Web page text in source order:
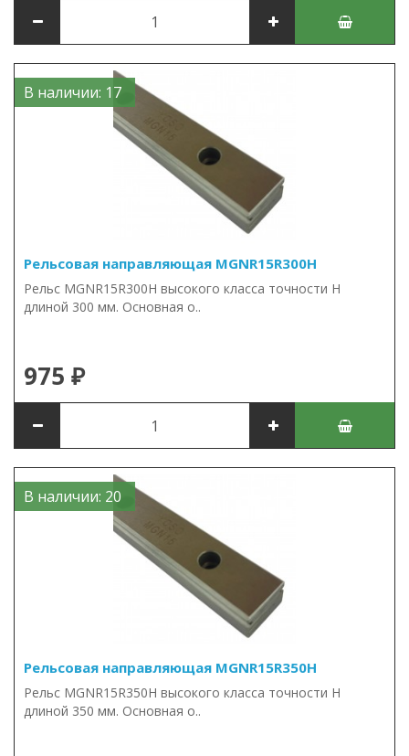
В наличии: 17
Рельсовая направляющая MGNR15R300H
Рельс MGNR15R300H высокого класса точности H
длиной 300 мм. Основная о..
975 ₽
В наличии: 20
Рельсовая направляющая MGNR15R350H
Рельс MGNR15R350H высокого класса точности H
длиной 350 мм. Основная о..